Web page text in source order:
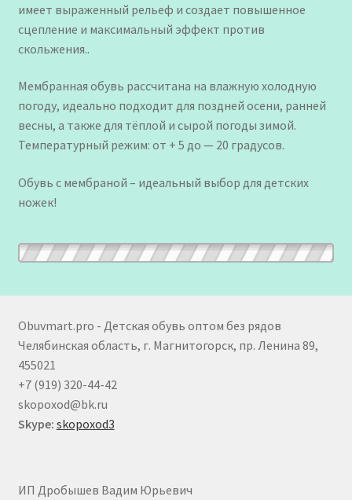
имеет выраженный рельеф и создает повышенное
сцепление и максимальный эффект против
скольжения..
Мембранная обувь рассчитана на влажную холодную
погоду, идеально подходит для поздней осени, ранней
весны, а также для тёплой и сырой погоды зимой.
Температурный режим: от + 5 до — 20 градусов.
Обувь с мембраной – идеальный выбор для детских
ножек!
Obuvmart.pro - Детская обувь оптом без рядов
Челябинская область, г. Магнитогорск, пр. Ленина 89,
455021
+7 (919) 320-44-42
skopoxod@bk.ru
Skype: skopoxod3
ИП Дробышев Вадим Юрьевич